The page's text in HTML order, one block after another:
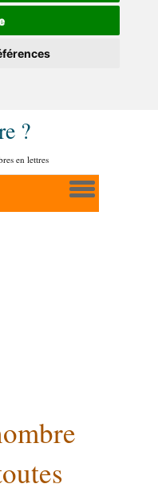
?
en lettres